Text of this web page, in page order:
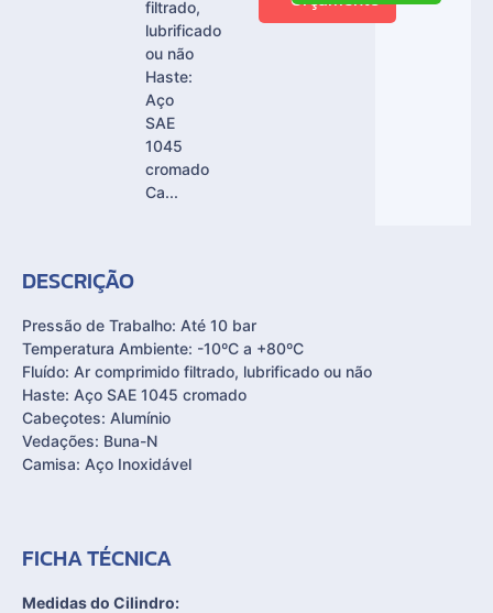
filtrado,
lubrificado
ou não
Haste:
Aço
SAE
1045
cromado
Ca...
DESCRIÇÃO
Pressão de Trabalho: Até 10 bar
Temperatura Ambiente: -10ºC a +80ºC
Fluído: Ar comprimido filtrado, lubrificado ou não
Haste: Aço SAE 1045 cromado
Cabeçotes: Alumínio
Vedações: Buna-N
Camisa: Aço Inoxidável
FICHA TÉCNICA
Medidas do Cilindro: